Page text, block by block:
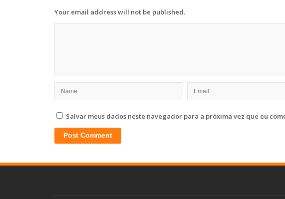
Your email address will not be published.
Salvar meus dados neste navegador para a próxima vez que eu